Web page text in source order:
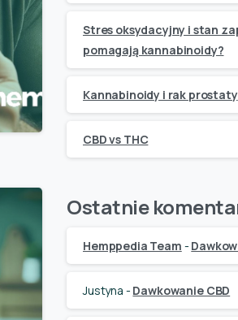
0
Stres oksydacyjny i stan
pomagają kannabinoidy?
Kannabinoidy i rak prostaty
CBD vs THC
Ostatnie
Hemppedia Team -
Justyna - Dawkowanie CBD